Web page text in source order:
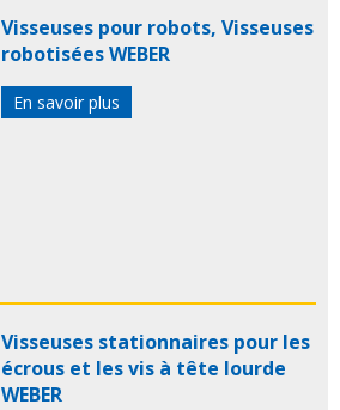
Visseuses pour robots, Visseuses
robotisées WEBER
En savoir plus
Visseuses stationnaires pour les
écrous et les vis à tête lourde
WEBER